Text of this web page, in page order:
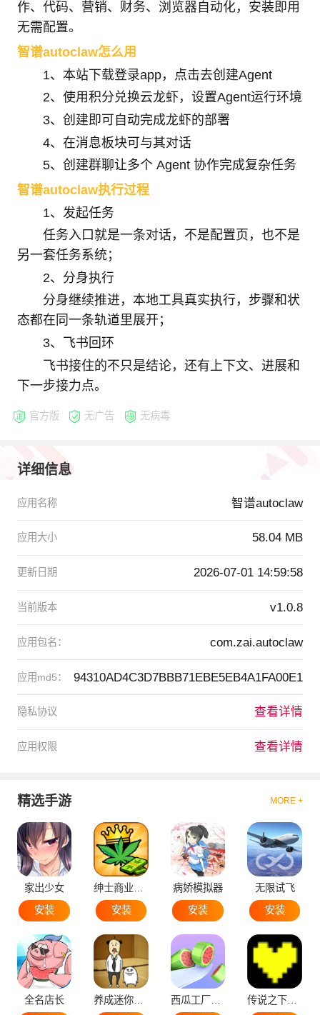
作、代码、营销、财务、浏览器自动化，安装即用
无需配置。
智谱autoclaw怎么用
1、本站下载登录app，点击去创建Agent
2、使用积分兑换云龙虾，设置Agent运行环境
3、创建即可自动完成龙虾的部署
4、在消息板块可与其对话
5、创建群聊让多个 Agent 协作完成复杂任务
智谱autoclaw执行过程
1、发起任务
任务入口就是一条对话，不是配置页，也不是
另一套任务系统；
2、分身执行
分身继续推进，本地工具真实执行，步骤和状
态都在同一条轨道里展开；
3、飞书回环
飞书接住的不只是结论，还有上下文、进展和
下一步接力点。
官方版 无广告 无病毒
详细信息
应用名称 智谱autoclaw
应用大小 58.04 MB
更新日期 2026-07-01 14:59:58
当前版本 v1.0.8
应用包名： com.zai.autoclaw
应用md5： 94310AD4C3D7BBB71EBE5EB4A1FA00E1
隐私协议 查看详情
应用权限 查看详情
精选手游 MORE +
家出少女
安装
安装
病娇模拟器
安装
无限试飞
安装
全名店长